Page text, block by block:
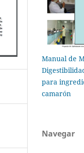
Manual de
para
camarón
Navegar